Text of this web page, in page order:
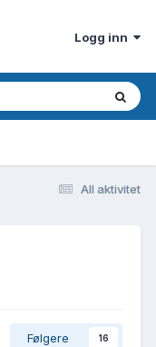
Logg inn
All aktivitet
Følgere 16